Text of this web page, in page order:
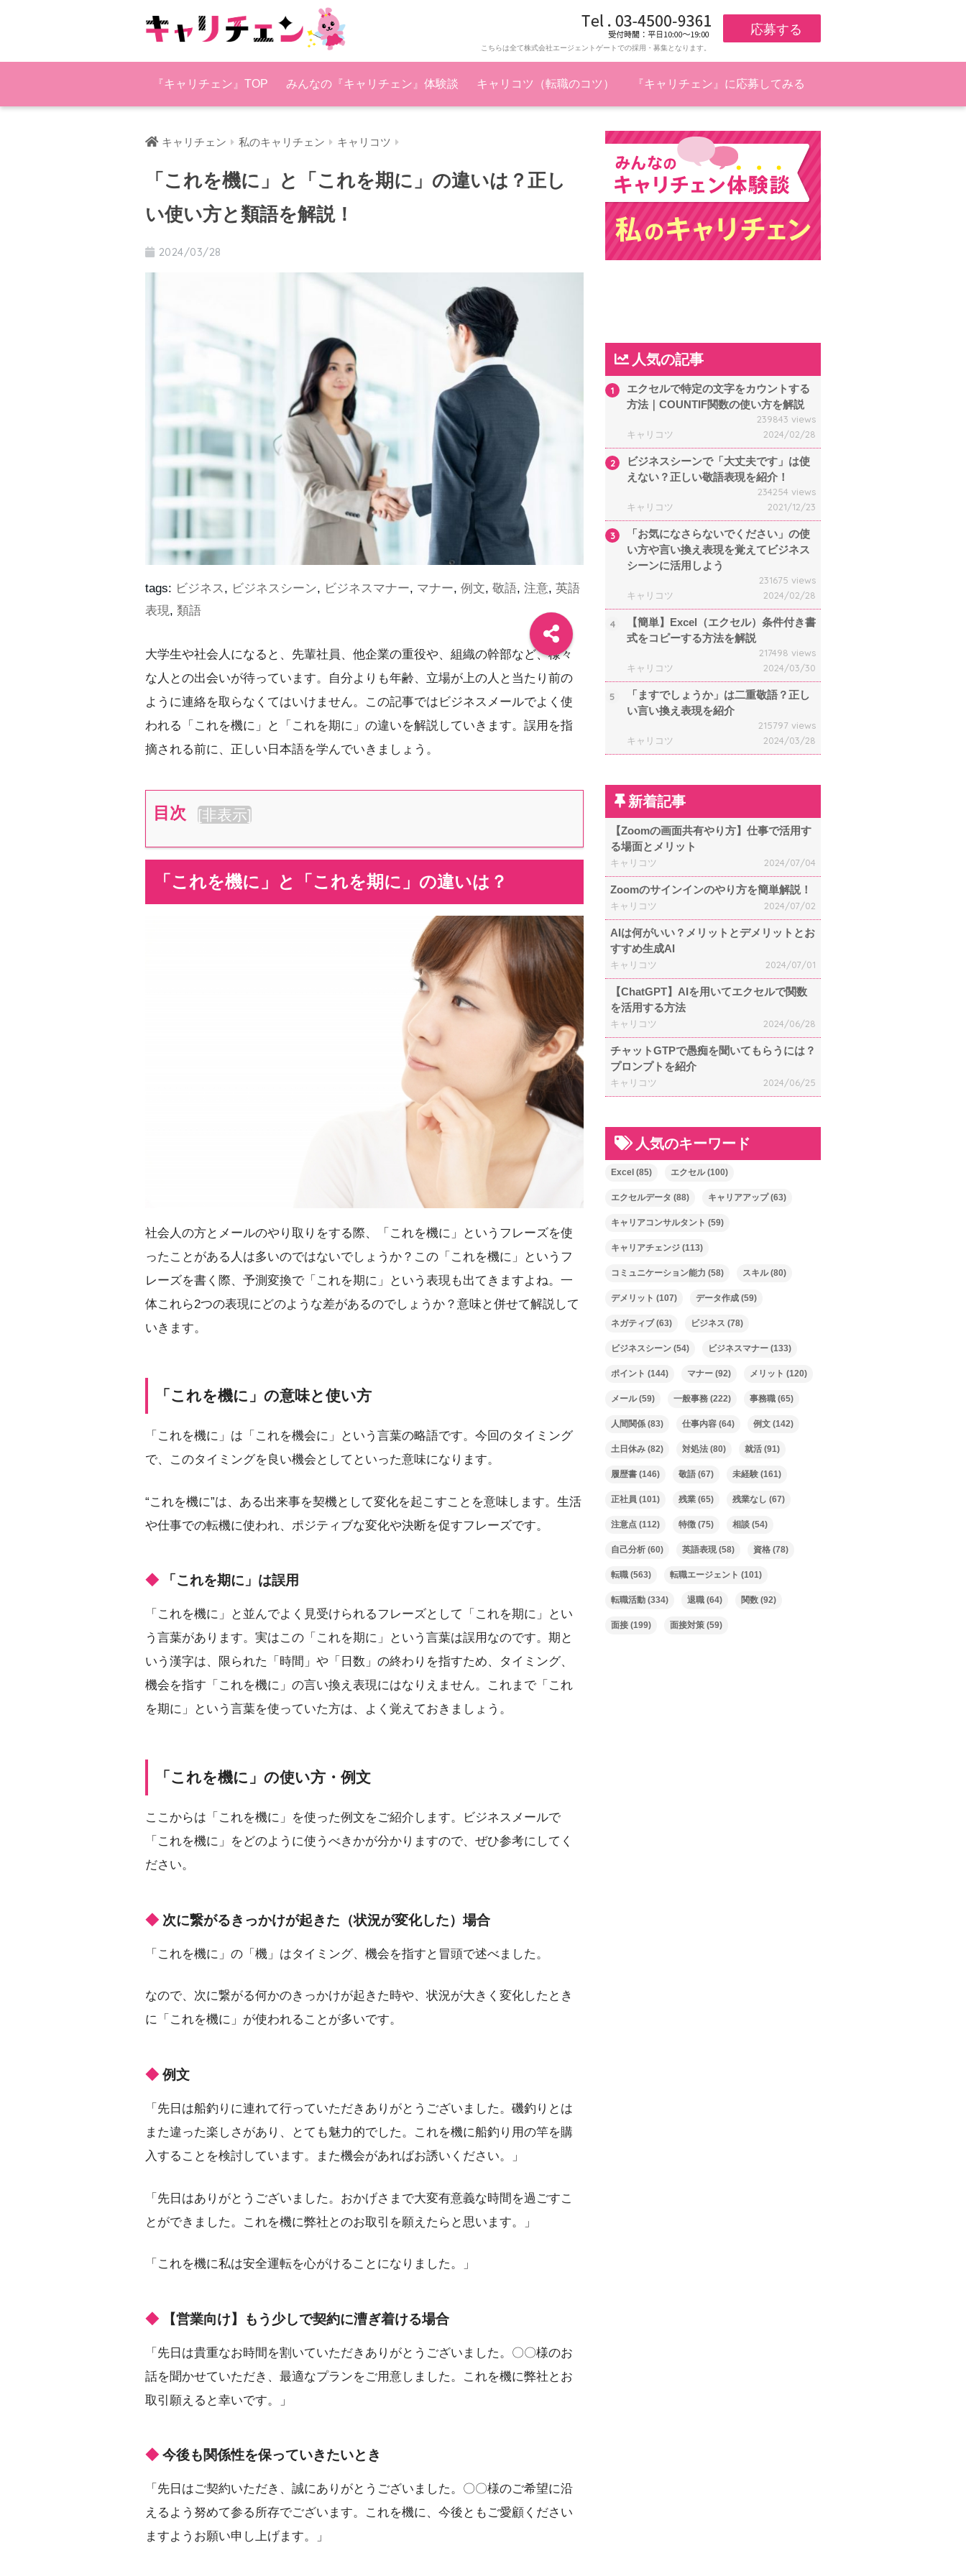
応募する
こちらは全て株式会社エージェントゲートでの採用・募集となります。
『キャリチェン』TOP みんなの『キャリチェン』体験談 キャリコツ（転職のコツ） 『キャリチェン』に応募してみる
キャリチェン 私のキャリチェン キャリコツ
「これを機に」と「これを期に」の違いは？正し
い使い方と類語を解説！
2024/03/28
tags: ビジネス, ビジネスシーン, ビジネスマナー, マナー, 例文, 敬語, 注意, 英語
表現, 類語
大学生や社会人になると、先輩社員、他企業の重役や、組織の幹部など、様々
な人との出会いが待っています。自分よりも年齢、立場が上の人と当たり前の
ように連絡を取らなくてはいけません。この記事ではビジネスメールでよく使
われる「これを機に」と「これを期に」の違いを解説していきます。誤用を指
摘される前に、正しい日本語を学んでいきましょう。
目次 [非表示]
「これを機に」と「これを期に」の違いは？
社会人の方とメールのやり取りをする際、「これを機に」というフレーズを使
ったことがある人は多いのではないでしょうか？この「これを機に」というフ
レーズを書く際、予測変換で「これを期に」という表現も出てきますよね。一
体これら2つの表現にどのような差があるのでしょうか？意味と併せて解説して
いきます。
「これを機に」の意味と使い方
「これを機に」は「これを機会に」という言葉の略語です。今回のタイミング
で、このタイミングを良い機会としてといった意味になります。
“これを機に”は、ある出来事を契機として変化を起こすことを意味します。生活
や仕事での転機に使われ、ポジティブな変化や決断を促すフレーズです。
「これを期に」は誤用
「これを機に」と並んでよく見受けられるフレーズとして「これを期に」とい
う言葉があります。実はこの「これを期に」という言葉は誤用なのです。期と
いう漢字は、限られた「時間」や「日数」の終わりを指すため、タイミング、
機会を指す「これを機に」の言い換え表現にはなりえません。これまで「これ
を期に」という言葉を使っていた方は、よく覚えておきましょう。
「これを機に」の使い方・例文
ここからは「これを機に」を使った例文をご紹介します。ビジネスメールで
「これを機に」をどのように使うべきかが分かりますので、ぜひ参考にしてく
ださい。
次に繋がるきっかけが起きた（状況が変化した）場合
「これを機に」の「機」はタイミング、機会を指すと冒頭で述べました。
なので、次に繋がる何かのきっかけが起きた時や、状況が大きく変化したとき
に「これを機に」が使われることが多いです。
例文
「先日は船釣りに連れて行っていただきありがとうございました。磯釣りとは
また違った楽しさがあり、とても魅力的でした。これを機に船釣り用の竿を購
入することを検討しています。また機会があればお誘いください。」
「先日はありがとうございました。おかげさまで大変有意義な時間を過ごすこ
とができました。これを機に弊社とのお取引を願えたらと思います。」
「これを機に私は安全運転を心がけることになりました。」
【営業向け】もう少しで契約に漕ぎ着ける場合
「先日は貴重なお時間を割いていただきありがとうございました。〇〇様のお
話を聞かせていただき、最適なプランをご用意しました。これを機に弊社とお
取引願えると幸いです。」
今後も関係性を保っていきたいとき
「先日はご契約いただき、誠にありがとうございました。〇〇様のご希望に沿
えるよう努めて参る所存でございます。これを機に、今後ともご愛顧ください
ますようお願い申し上げます。」
人気の記事
1
エクセルで特定の文字をカウントする
方法｜COUNTIF関数の使い方を解説
239843 views
キャリコツ
2024/02/28
2
ビジネスシーンで「大丈夫です」は使
えない？正しい敬語表現を紹介！
234254 views
キャリコツ
2021/12/23
3
「お気になさらないでください」の使
い方や言い換え表現を覚えてビジネス
シーンに活用しよう
231675 views
キャリコツ
2024/02/28
4
【簡単】Excel（エクセル）条件付き書
式をコピーする方法を解説
217498 views
キャリコツ
2024/03/30
5
「ますでしょうか」は二重敬語？正し
い言い換え表現を紹介
215797 views
キャリコツ
2024/03/28
新着記事
【Zoomの画面共有やり方】仕事で活用す
る場面とメリット
キャリコツ 2024/07/04
Zoomのサインインのやり方を簡単解説！
キャリコツ 2024/07/02
AIは何がいい？メリットとデメリットとお
すすめ生成AI
キャリコツ 2024/07/01
【ChatGPT】AIを用いてエクセルで関数
を活用する方法
キャリコツ 2024/06/28
チャットGTPで愚痴を聞いてもらうには？
プロンプトを紹介
キャリコツ 2024/06/25
人気のキーワード
Excel (85) エクセル(100)
エクセルデータ (88) キャリアアップ(63)
キャリアコンサルタント (59)
キャリアチェンジ (113)
コミュニケーション能力 (58) スキル(80)
デメリット (107) データ作成 (59)
ネガティブ(63) ビジネス (78)
ビジネスシーン (54) ビジネスマナー (133)
ポイント (144) マナー (92) メリット (120)
メール(59) 一般事務 (222) 事務職 (65)
人間関係 (83) 仕事内容 (64) 例文 (142)
土日休み (82) 対処法 (80) 就活 (91)
履歴書 (146) 敬語 (67) 未経験 (161)
正社員 (101) 残業 (65) 残業なし (67)
注意点 (112) 特徴 (75) 相談 (54)
自己分析 (60) 英語表現(58) 資格 (78)
転職 (563) 転職エージェント (101)
転職活動 (334) 退職 (64) 関数 (92)
面接 (199) 面接対策 (59)